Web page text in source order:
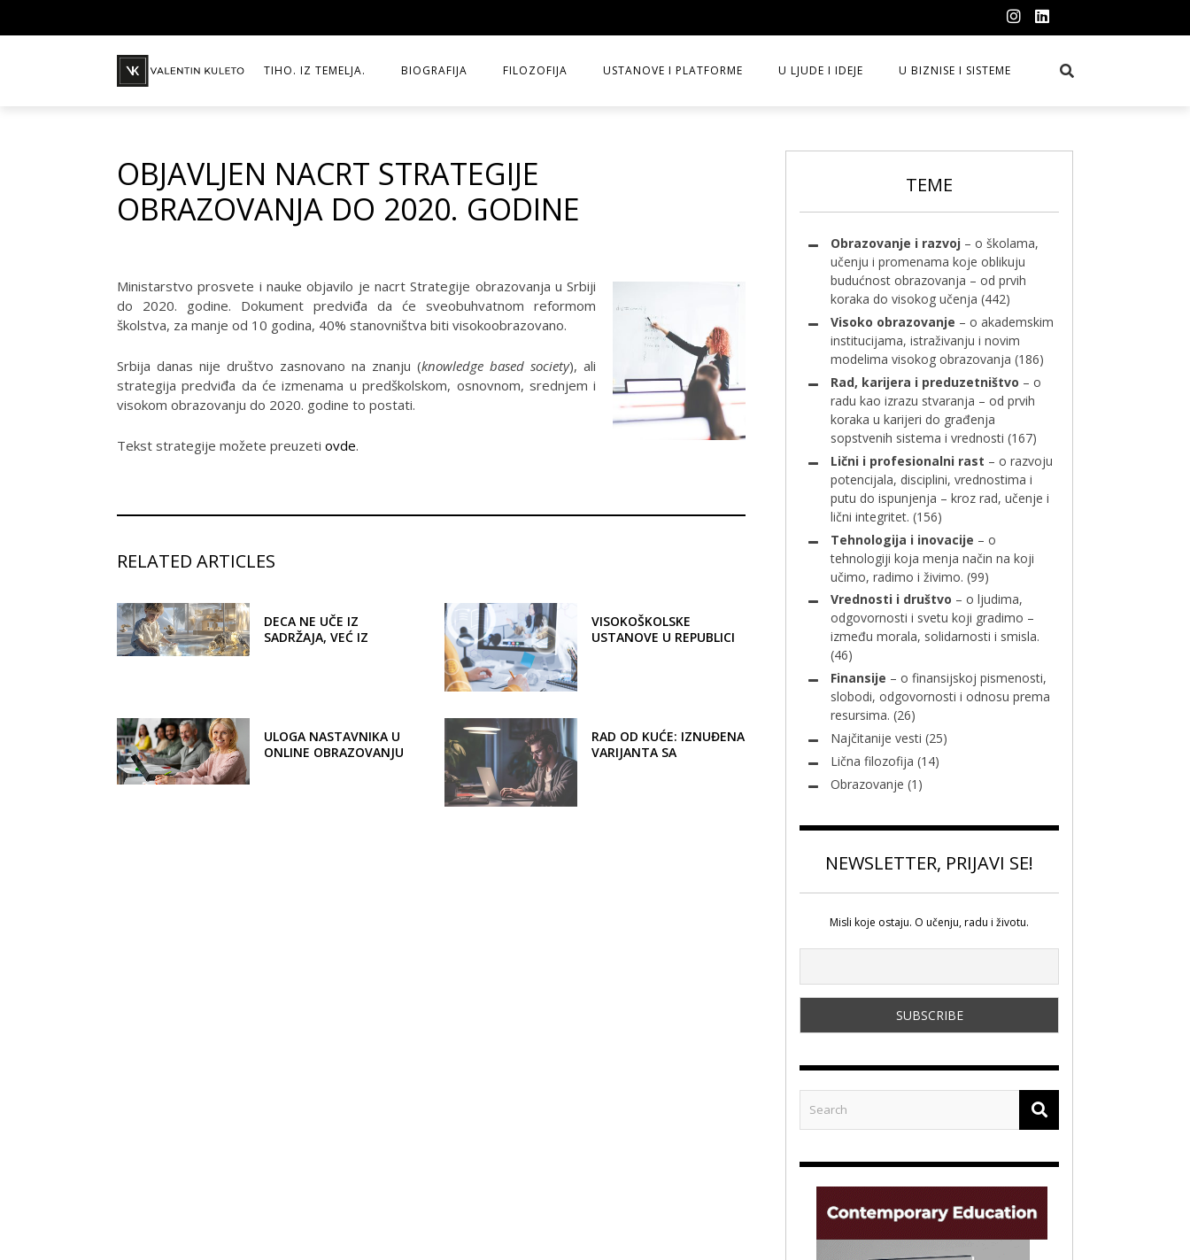
TIHO. IZ TEMELJA. BIOGRAFIJA FILOZOFIJA USTANOVE I PLATFORME U LJUDE I IDEJE U BIZNISE I SISTEME
OBJAVLJEN NACRT STRATEGIJE
OBRAZOVANJA DO 2020. GODINE
Ministarstvo prosvete i nauke objavilo je nacrt Strategije obrazovanja u Srbiji
do 2020. godine. Dokument predviđa da će sveobuhvatnom reformom
školstva, za manje od 10 godina, 40% stanovništva biti visokoobrazovano.
Srbija danas nije društvo zasnovano na znanju (knowledge based society), ali
strategija predviđa da će izmenama u predškolskom, osnovnom, srednjem i
visokom obrazovanju do 2020. godine to postati.
Tekst strategije možete preuzeti ovde.
RELATED ARTICLES
DECA NE UČE IZ
SADRŽAJA, VEĆ IZ
VISOKOŠKOLSKE
USTANOVE U REPUBLICI
ULOGA NASTAVNIKA U
ONLINE OBRAZOVANJU
RAD OD KUĆE: IZNUĐENA
VARIJANTA SA
TEME
Obrazovanje i razvoj – o školama,
učenju i promenama koje oblikuju
budućnost obrazovanja – od prvih
koraka do visokog učenja (442)
Visoko obrazovanje – o akademskim
institucijama, istraživanju i novim
modelima visokog obrazovanja (186)
Rad, karijera i preduzetništvo – o
radu kao izrazu stvaranja – od prvih
koraka u karijeri do građenja
sopstvenih sistema i vrednosti (167)
Lični i profesionalni rast – o razvoju
potencijala, disciplini, vrednostima i
putu do ispunjenja – kroz rad, učenje i
lični integritet. (156)
Tehnologija i inovacije – o
tehnologiji koja menja način na koji
učimo, radimo i živimo. (99)
Vrednosti i društvo – o ljudima,
odgovornosti i svetu koji gradimo –
između morala, solidarnosti i smisla.
(46)
Finansije – o finansijskoj pismenosti,
slobodi, odgovornosti i odnosu prema
resursima. (26)
Najčitanije vesti (25)
Lična filozofija (14)
Obrazovanje (1)
NEWSLETTER, PRIJAVI SE!
Misli koje ostaju. O učenju, radu i životu.